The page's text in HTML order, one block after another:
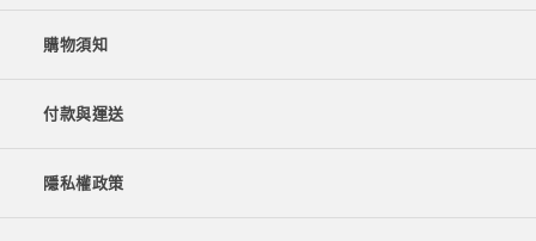
購物須知
付款與運送
隱私權政策